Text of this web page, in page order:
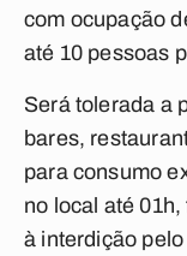
com ocupação
até 10 pessoas
Será tolerada a
bares,
para consumo
no local até
à interdição